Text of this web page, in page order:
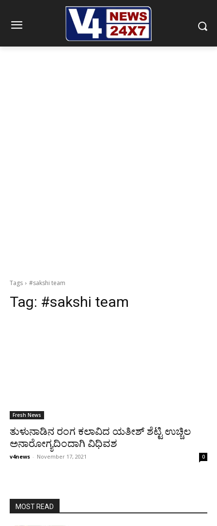
Tags #sakshi team
Tag: #sakshi team
Fresh News
ತುಳುನಾಡಿನ ರಂಗ ಕಲಾವಿದ ಯತೀಶ್ ಶೆಟ್ಟಿ ಉಚ್ಚಿಲ
ಅನಾರೋಗ್ಯದಿಂದಾಗಿ ವಿಧಿವಶ
v4news - November 17, 2021 0
MOST READ